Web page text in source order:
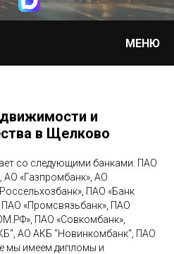
МЕНЮ
и
в Щелково
со следующими банками: ПАО
AO «Газпромбанк», АО
ПАО «Банк
«Промсвязьбанк», ПАО
ПАО «Совкомбанк»,
АО АКБ "Новинкомбанк", ПАО
мы имеем дипломы и